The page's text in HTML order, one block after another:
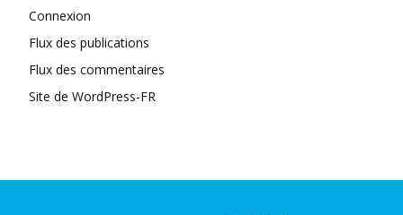
Connexion
Flux des publications
Flux des commentaires
Site de WordPress-FR